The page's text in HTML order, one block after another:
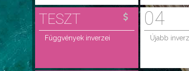
Függvények inverzei
04
Újabb